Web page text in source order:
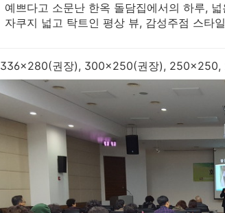
예쁘다고 소문난 한옥 돌담집에서의 하루,
자쿠지 넓고 탁트인 평상 뷰, 감성주점 스타
336x280(권장), 300x250(권장), 250x250,